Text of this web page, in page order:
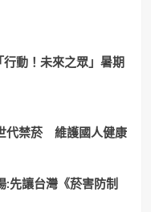
動！未來之眾」暑期
代禁菸 維護國人健康
先讓台灣《菸害防制